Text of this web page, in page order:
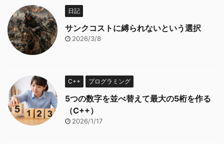
日記
サンクコストに縛られないという選択
2026/3/8
C++ プログラミング
5つの数字を並べ替えて最大の5桁を作る
（C++）
2026/1/17